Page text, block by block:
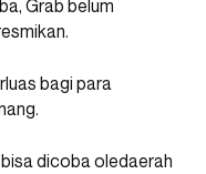
Grab belum
bagi para
dicoba oledaerah